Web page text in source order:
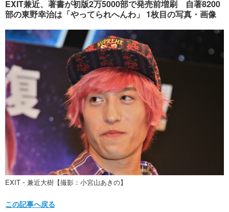
音楽 スポーツ
ショッピング
ペット ショッピング
その他
プッシュ通知の停止方法
EXIT兼近、著書が初版2万5000部で発売前増刷 自著8200
部の東野幸治は「やってられへんわ」 1枚目の写真・画像
EXIT・兼近大樹【撮影：小宮山あきの】
この記事へ戻る